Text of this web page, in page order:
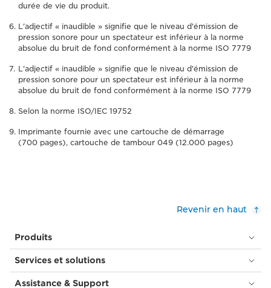
durée de vie du produit.
L'adjectif « inaudible » signifie que le niveau d'émission de
pression sonore pour un spectateur est inférieur à la norme
absolue du bruit de fond conformément à la norme ISO 7779
L'adjectif « inaudible » signifie que le niveau d'émission de
pression sonore pour un spectateur est inférieur à la norme
absolue du bruit de fond conformément à la norme ISO 7779
Selon la norme ISO/IEC 19752
Imprimante fournie avec une cartouche de démarrage
(700 pages), cartouche de tambour 049 (12.000 pages)
Revenir en haut
Produits
Services et solutions
Assistance & Support